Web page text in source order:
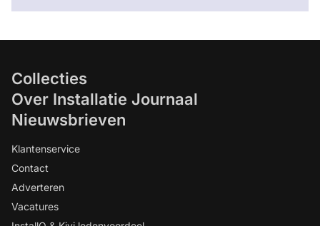
Collecties
Over Installatie Journaal
Nieuwsbrieven
Klantenservice
Contact
Adverteren
Vacatures